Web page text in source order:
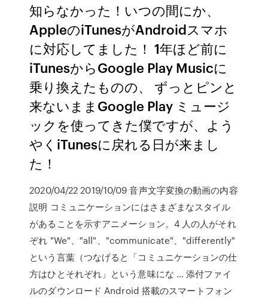
知らなかった！いつの間にか、
AppleのiTunesがAndroidスマホ
に対応してました！ 1年ほど前に
iTunesからGoogle Play Musicに
乗り換えたものの、 ずっとピンと
来ないままGoogle Play ミュージ
ックを使ってきた僕ですが、よう
やくiTunesに戻れる日が来まし
た！
2020/04/22 2019/10/09 音声文字変換の動画の内容
説明 コミュニケーションにはさまざまなスタイル
があることを示すアニメーション。4 人の人がそれ
ぞれ "We"、"all"、"communicate"、"differently"
という言葉（つなげると「コミュニケーションの仕
方はひとそれぞれ」という意味にな … 添付ファイ
ルのダウンロード Android 搭載のスマートフォン